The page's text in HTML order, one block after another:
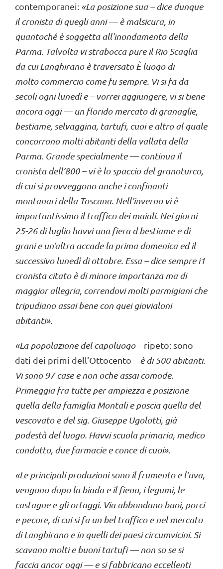
contemporanei: «La posizione sua – dice dunque
il cronista di quegli anni — è malsicura, in
quantoché èsoggetta all’inondamento della
Parma. Talvolta vistrabocca pureil Rio Scaglia
da cui Langhirano è traversatoÈluogo di
molto commercio come fu sempre. Vi si fa da
secoli ogni lunedì e –vorrei aggiungere, vi si tiene
ancora oggi — un florido mercato di granaglie,
bestiame, selvaggina, tartufi, cuoie altroal quale
concorrono molti abitanti dellavallatadella
Parma. Grande specialmente — continua il
cronista dell’800 – vi è lo spaccio del granoturco,
di cui siprovveggono ancheiconfinanti
montanari della Toscana. Nell’inverno viè
importantissimoil traffico dei maiali. Nei giorni
25-26 di luglio havvi una fiera d bestiame e di
grani e un’altra accade la prima domenica ed il
successivo lunedìdi ottobre. Essa – dice sempre i1
cronista citatoè di minore importanza ma di
maggior allegria, correndovi molti parmigiani che
tripudiano assai bene con quei giovialoni
abitanti».
«La popolazione del capoluogo– ripeto: sono
dati dei primi dell’Ottocento – è di 500 abitanti.
Vi sono 97 case e non oche assai comode.
Primeggia fra tutte per ampiezza e posizione
quella della famiglia Montali e poscia quella del
vescovato e del sig. Giuseppe Ugolotti, già
podestà del luogo. Havvi scuola primaria, medico
condotto, due farmacie e conce di cuoi».
«Le principali produzioni sono il frumento e l’uva,
vengono dopo la biada e il fieno, i legumi, le
castagne e gli ortaggi. Via abbondano buoi, porci
e pecore, di cui si fa un bel traffico e nel mercato
di Langhirano e in quelli dei paesi circumvicini. Si
scavano molti e buoni tartufi — non so se si
faccia ancor oggi— e si fabbricano eccellenti